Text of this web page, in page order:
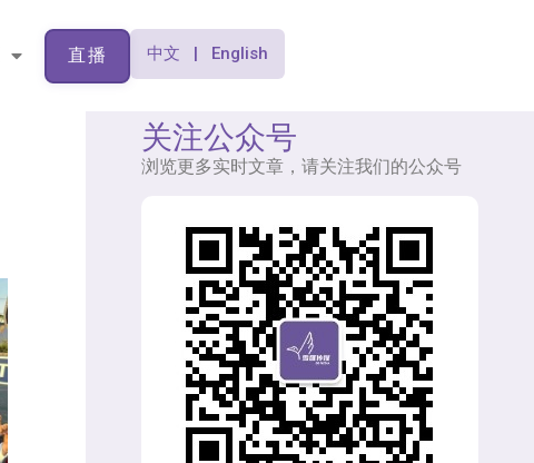
直播 中文 | English
关注公众号
浏览更多实时文章，请关注我们的公众号